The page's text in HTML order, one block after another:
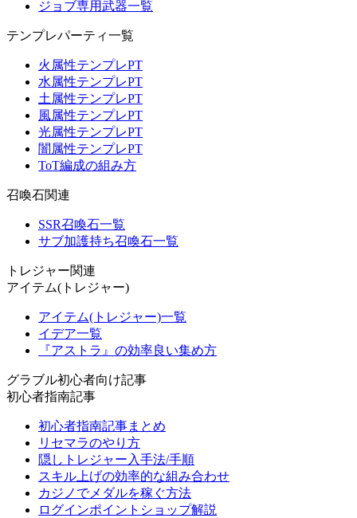
ジョブ専用武器一覧
テンプレパーティ一覧
火属性テンプレPT
水属性テンプレPT
土属性テンプレPT
風属性テンプレPT
光属性テンプレPT
闇属性テンプレPT
ToT編成の組み方
召喚石関連
SSR召喚石一覧
サブ加護持ち召喚石一覧
トレジャー関連
アイテム(トレジャー)
アイテム(トレジャー)一覧
イデア一覧
『アストラ』の効率良い集め方
グラブル初心者向け記事
初心者指南記事
初心者指南記事まとめ
リセマラのやり方
隠しトレジャー入手法/手順
スキル上げの効率的な組み合わせ
カジノでメダルを稼ぐ方法
ログインポイントショップ解説